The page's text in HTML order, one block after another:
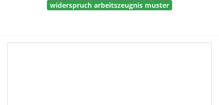
widerspruch arbeitszeugnis muster